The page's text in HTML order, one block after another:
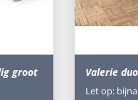
groot Valerie
Let op: